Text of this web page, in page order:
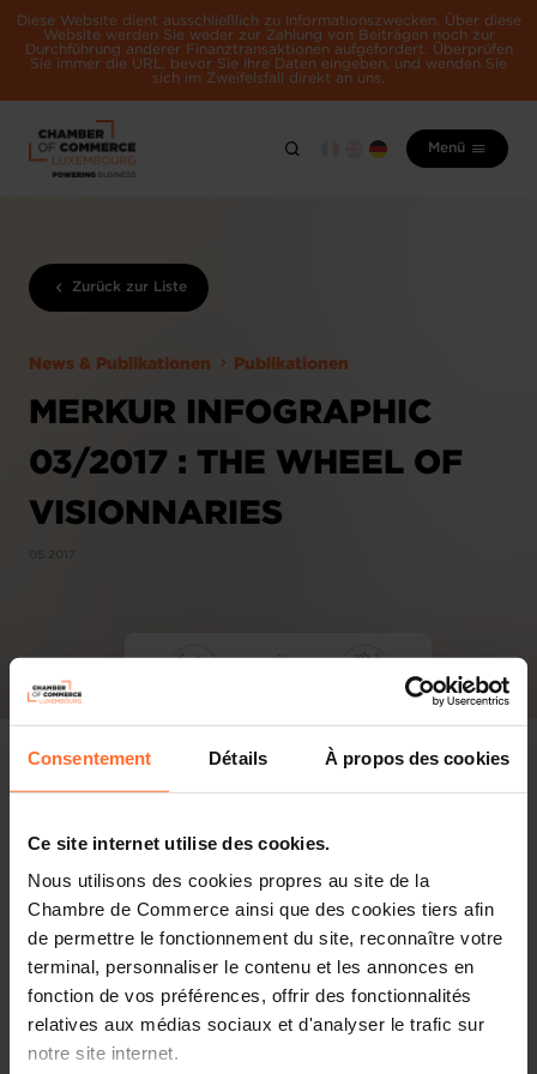
Consentement Détails À propos des cookies
Ce site internet utilise des cookies.
Nous utilisons des cookies propres au site de la
Chambre de Commerce ainsi que des cookies tiers afin
de permettre le fonctionnement du site, reconnaître votre
terminal, personnaliser le contenu et les annonces en
fonction de vos préférences, offrir des fonctionnalités
relatives aux médias sociaux et d'analyser le trafic sur
notre site internet.
Diese Website dient ausschließlich zu Informationszwecken. Über diese
Website werden Sie weder zur Zahlung von Beiträgen noch zur
Durchführung anderer Finanztransaktionen aufgefordert. Überprüfen
Sie immer die URL, bevor Sie Ihre Daten eingeben, und wenden Sie
sich im Zweifelsfall direkt an uns.
Menü
Zurück zur Liste
News & Publikationen Publikationen
MERKUR INFOGRAPHIC
03/2017 : THE WHEEL OF
VISIONNARIES